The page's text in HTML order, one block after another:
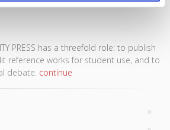
PRESS has a threefold role: to publish
reference works for student use, and to
debate. continue